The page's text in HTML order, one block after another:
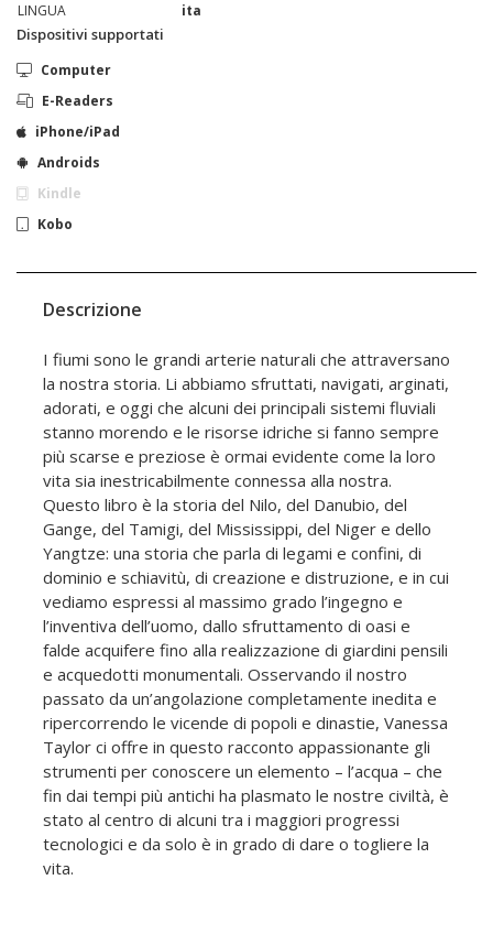
LINGUA
ita
Dispositivi supportati
Computer
E-Readers
iPhone/iPad
Androids
Kindle
Kobo
Descrizione
I fiumi sono le grandi arterie naturali che attraversano
la nostra storia. Li abbiamo sfruttati, navigati, arginati,
adorati, e oggi che alcuni dei principali sistemi fluviali
stanno morendo e le risorse idriche si fanno sempre
più scarse e preziose è ormai evidente come la loro
vita sia inestricabilmente connessa alla nostra.
Questo libro è la storia del Nilo, del Danubio, del
Gange, del Tamigi, del Mississippi, del Niger e dello
Yangtze: una storia che parla di legami e confini, di
dominio e schiavitù, di creazione e distruzione, e in cui
vediamo espressi al massimo grado l’ingegno e
l’inventiva dell’uomo, dallo sfruttamento di oasi e
falde acquifere fino alla realizzazione di giardini pensili
e acquedotti monumentali. Osservando il nostro
passato da un’angolazione completamente inedita e
ripercorrendo le vicende di popoli e dinastie, Vanessa
Taylor ci offre in questo racconto appassionante gli
strumenti per conoscere un elemento – l’acqua – che
fin dai tempi più antichi ha plasmato le nostre civiltà, è
stato al centro di alcuni tra i maggiori progressi
tecnologici e da solo è in grado di dare o togliere la
vita.